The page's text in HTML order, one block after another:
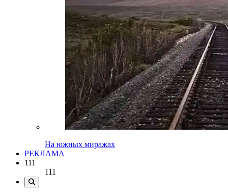
На южных миражах
РЕКЛАМА
111
111